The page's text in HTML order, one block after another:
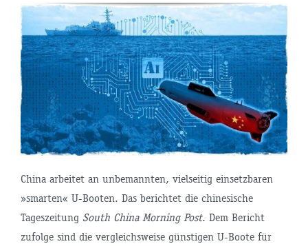
China arbeitet an unbemannten, vielseitig einsetzbaren
»smarten« U-Booten. Das berichtet die chinesische
Tageszeitung South China Morning Post. Dem Bericht
zufolge sind die vergleichsweise günstigen U-Boote für